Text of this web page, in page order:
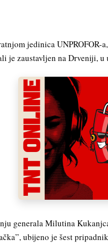
jedinica UNPROFOR-
je zaustavljen na Drveniji,
generala Milutina
ubijeno je šest